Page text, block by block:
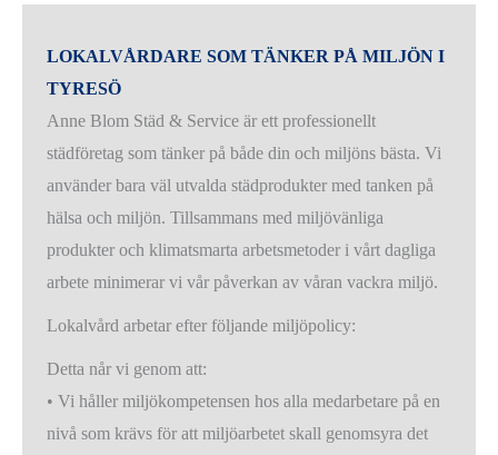
LOKALVÅRDARE SOM TÄNKER PÅ MILJÖN I
TYRESÖ
Anne Blom Städ & Service är ett professionellt
städföretag som tänker på både din och miljöns bästa. Vi
använder bara väl utvalda städprodukter med tanken på
hälsa och miljön. Tillsammans med miljövänliga
produkter och klimatsmarta arbetsmetoder i vårt dagliga
arbete minimerar vi vår påverkan av våran vackra miljö.
Lokalvård arbetar efter följande miljöpolicy:
Detta når vi genom att:
• Vi håller miljökompetensen hos alla medarbetare på en
nivå som krävs för att miljöarbetet skall genomsyra det